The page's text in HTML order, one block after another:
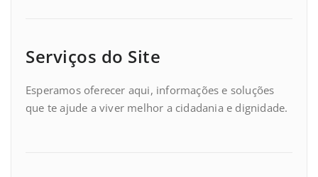
Serviços do Site
Esperamos oferecer aqui, informações e soluções
que te ajude a viver melhor a cidadania e dignidade.